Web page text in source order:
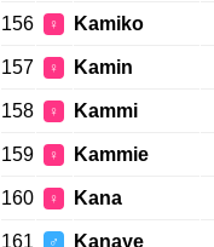
156 ♀ Kamiko
157 ♀ Kamin
158 ♀ Kammi
159 ♀ Kammie
160 ♀ Kana
161 ♂ Kanaye